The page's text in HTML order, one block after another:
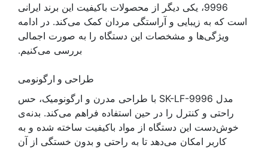
9996، یکی دیگر از محصولات باکیفیت این برند ایرانی
است که به زیبایی و آراستگی مردان کمک می‌کند. در ادامه
ویژگی‌ها و مشخصات این دستگاه را به صورت اجمالی
بررسی می‌کنیم.
طراحی و ارگونومی
مدل SK-LF-9996 با طراحی مدرن و ارگونومیک، حس
راحتی و کنترل را در حین استفاده فراهم می‌کند. بدنه‌ی
خوش‌دست این دستگاه از مواد باکیفیت ساخته شده و به
کاربر امکان می‌دهد تا به راحتی و بدون خستگی از آن